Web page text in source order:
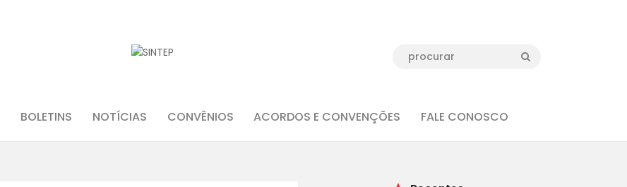
BOLETINS NOTÍCIAS CONVÊNIOS ACORDOS E CONVENÇÕES FALE CONOSCO
O SINDICATO
JURÍDICO